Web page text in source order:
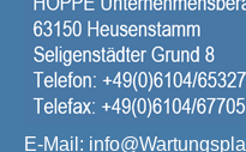
E-Mail: